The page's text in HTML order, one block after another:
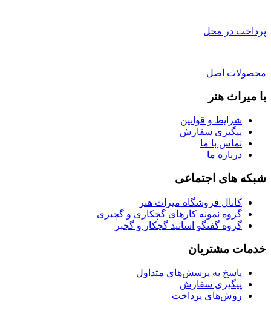
پرداخت در محل
محصولات اصل
با میراث هنر
شرایط و قوانین
پیگیری سفارش
تماس با ما
درباره ما
شبکه های اجتماعی
کانال فروشگاه میراث هنر
گروه نمونه کارهای گچکاری و گچبری
گروه گفتگو اساتید گچکار و گچبر
خدمات مشتریان
پاسخ به پرسش‌های متداول
پیگیری سفارش
روش‌های پرداخت